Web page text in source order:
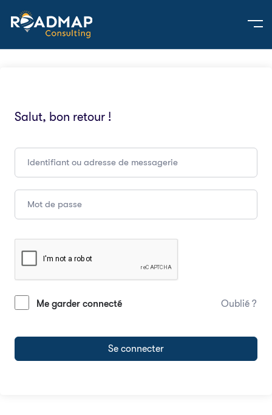
Salut, bon retour !
Me garder connecté Oublié ?
Se connecter